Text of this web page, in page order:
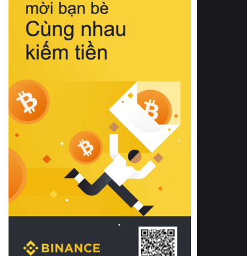
hồi chuẩn xác của phần đệm nâng đỡ
cột sống.
Bên cạnh đó, việc lựa chọn các dòng
sản phẩm đạt chuẩn chất lượng quốc
tế còn giúp ngăn ngừa tình trạng kích
khuẩn và nấm mốc trong điều kiện
thời tiết nóng ẩm. Bạn có thể tìm hiểu
thêm các nghiên cứu khoa học về tác
động của giấc ngủ và môi trường
phòng ngủ đối với sức khỏe con
người tại Sleep Foundation (External
Link) để có cái nhìn toàn diện hơn.
2. Các tiêu chí vàng khi lựa chọn
chăn ga gối đệm cao cấp cho phòng
ngủ
Để sở hữu một bộ chăn ga gối đệm
cao cấp hoàn hảo cả về thẩm mỹ lẫn
công năng, người tiêu dùng cần cân
nhắc kỹ lưỡng các tiêu chí quan trọng